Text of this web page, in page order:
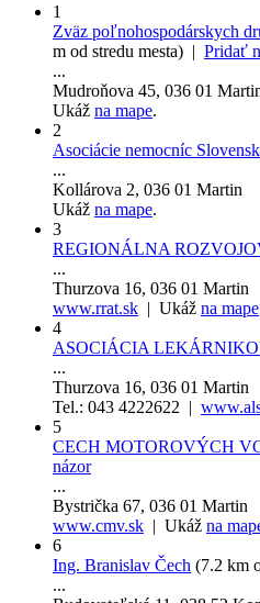
1
Zväz poľnohospodárskych
m od stredu mesta) | Pridať
...
Mudroňova 45, 036 01
Ukáž na mape.
2
Asociácie nemocníc
...
Kollárova 2, 036 01 Martin
Ukáž na mape.
3
REGIONÁLNA
...
Thurzova 16, 036 01 Martin
www.rrat.sk | Ukáž na mape
4
ASOCIÁCIA
...
Thurzova 16, 036 01 Martin
Tel.: 043 4222622 |
5
CECH MOTOROVÝCH
názor
...
Bystrička 67, 036 01 Martin
www.cmv.sk | Ukáž na
6
Ing. Branislav Čech (7.2 km
...